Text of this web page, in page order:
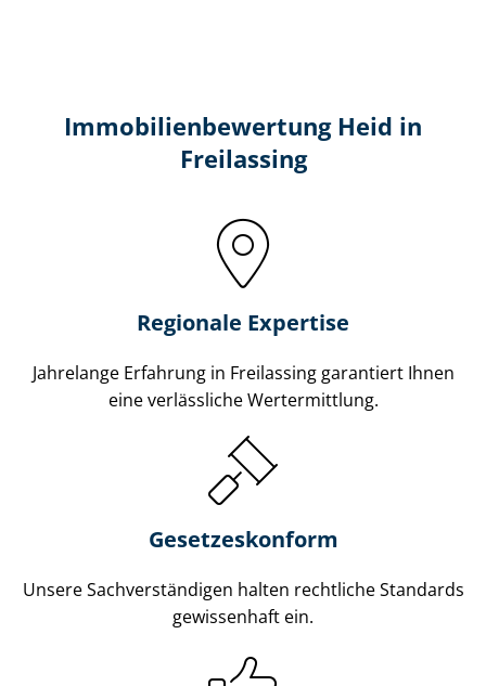
Immobilien­bewertung Heid in
Freilassing
Regionale Expertise
Jahrelange Erfahrung in Freilassing garantiert Ihnen
eine verlässliche Wertermittlung.
Gesetzes­konform
Unsere Sach­ver­stän­di­gen halten rechtliche Standards
gewissenhaft ein.